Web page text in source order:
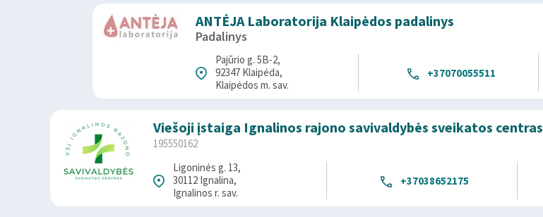
ANTĖJA Laboratorija Klaipėdos padalinys
Padalinys
Pajūrio g. 5B-2,
92347 Klaipėda,
Klaipėdos m. sav.
+37070055511
Viešoji įstaiga Ignalinos rajono savivaldybės sveikatos centras
195550162
Ligoninės g. 13,
30112 Ignalina,
Ignalinos r. sav.
+37038652175